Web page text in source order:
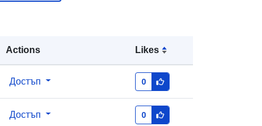
Actions Likes
Достъп 0
Достъп 0
Masetti Matteo
https://orcid.org/0000-
0002-3757-7802